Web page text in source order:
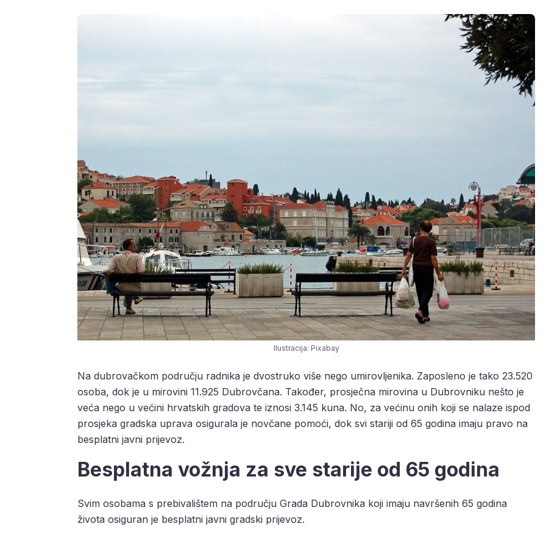
Ilustracija: Pixabay
Na dubrovačkom području radnika je dvostruko više nego umirovljenika. Zaposleno je tako 23.520
osoba, dok je u mirovini 11.925 Dubrovčana. Također, prosječna mirovina u Dubrovniku nešto je
veća nego u većini hrvatskih gradova te iznosi 3.145 kuna. No, za većinu onih koji se nalaze ispod
prosjeka gradska uprava osigurala je novčane pomoći, dok svi stariji od 65 godina imaju pravo na
besplatni javni prijevoz.
Besplatna vožnja za sve starije od 65 godina
Svim osobama s prebivalištem na području Grada Dubrovnika koji imaju navršenih 65 godina
života osiguran je besplatni javni gradski prijevoz.